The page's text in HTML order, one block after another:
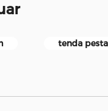
tenda